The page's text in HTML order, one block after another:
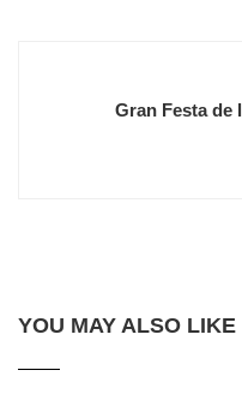
Gran Festa de
YOU MAY ALSO LIKE